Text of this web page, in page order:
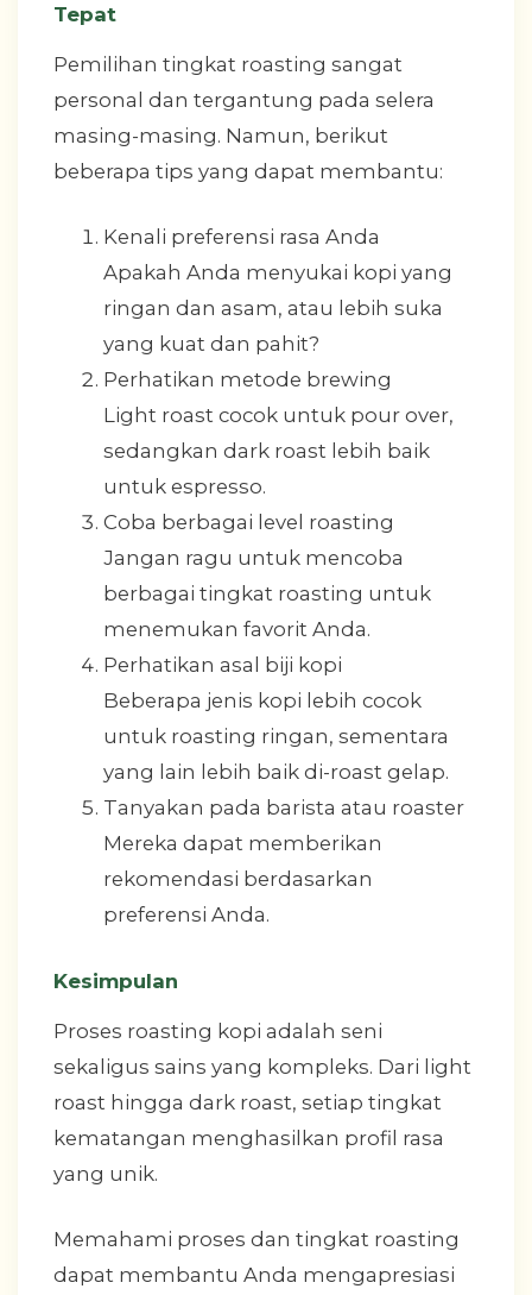
Tepat
Pemilihan tingkat roasting sangat
personal dan tergantung pada selera
masing-masing. Namun, berikut
beberapa tips yang dapat membantu:
Kenali preferensi rasa Anda
Apakah Anda menyukai kopi yang
ringan dan asam, atau lebih suka
yang kuat dan pahit?
Perhatikan metode brewing
Light roast cocok untuk pour over,
sedangkan dark roast lebih baik
untuk espresso.
Coba berbagai level roasting
Jangan ragu untuk mencoba
berbagai tingkat roasting untuk
menemukan favorit Anda.
Perhatikan asal biji kopi
Beberapa jenis kopi lebih cocok
untuk roasting ringan, sementara
yang lain lebih baik di-roast gelap.
Tanyakan pada barista atau roaster
Mereka dapat memberikan
rekomendasi berdasarkan
preferensi Anda.
Kesimpulan
Proses roasting kopi adalah seni
sekaligus sains yang kompleks. Dari light
roast hingga dark roast, setiap tingkat
kematangan menghasilkan profil rasa
yang unik.
Memahami proses dan tingkat roasting
dapat membantu Anda mengapresiasi